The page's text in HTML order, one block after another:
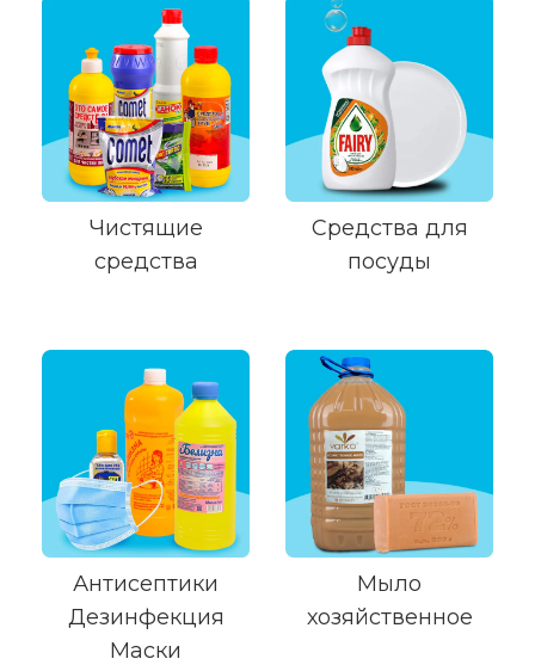
Чистящие
средства
Средства для
посуды
Антисептики
Дезинфекция
Маски
Мыло
хозяйственное